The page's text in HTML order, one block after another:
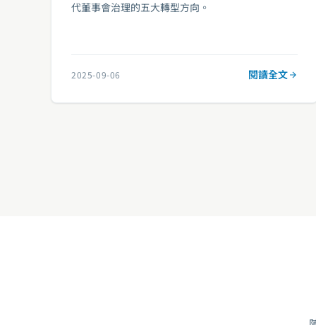
代董事會治理的五大轉型方向。
2025-09-06 閱讀全文